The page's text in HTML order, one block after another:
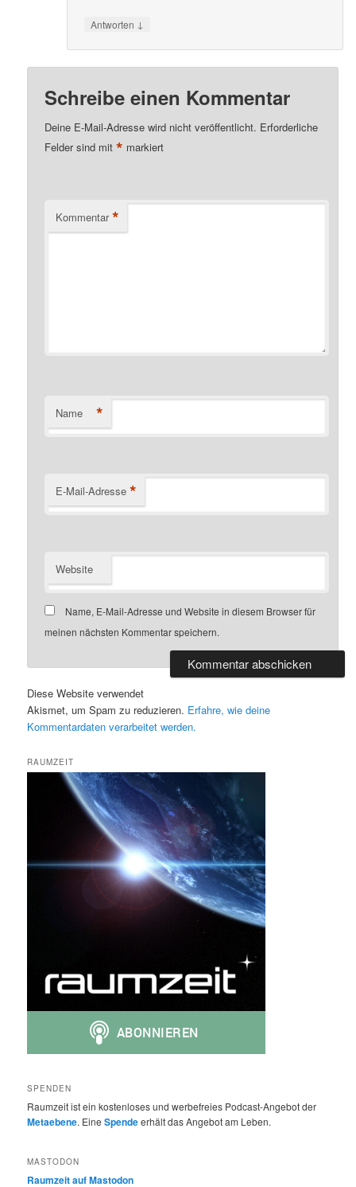
Antworten ↓
Schreibe einen Kommentar
Deine E-Mail-Adresse wird nicht veröffentlicht. Erforderliche
Felder sind mit* markiert
Kommentar *
Name *
E-Mail-Adresse *
Website
Name, E-Mail-Adresse und Website in diesem Browser für
meinen nächsten Kommentar speichern.
Diese Website verwendet
Akismet, um Spam zu reduzieren. Erfahre, wie deine
Kommentardaten verarbeitet werden.
RAUMZEIT
SPENDEN
Raumzeit ist ein kostenloses und werbefreies Podcast-Angebot der
Metaebene. EineSpendeerhält das Angebot am Leben.
MASTODON
Raumzeit auf Mastodon